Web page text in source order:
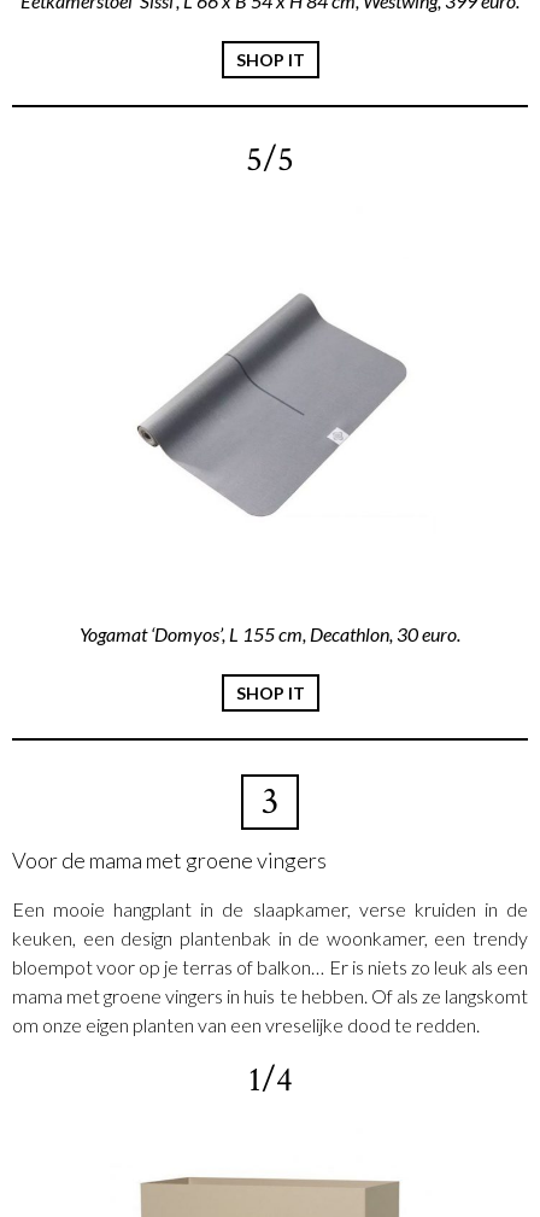
SHOP IT
5/5
Yogamat ‘Domyos’, L 155 cm, Decathlon, 30 euro.
SHOP IT
3
Voor de mama met groene vingers
Een mooie hangplant in de slaapkamer, verse kruiden in de
keuken, een design plantenbak in de woonkamer, een trendy
bloempot voor op je terras of balkon… Er is niets zo leuk als een
mama met groene vingers in huis te hebben. Of als ze langskomt
om onze eigen planten van een vreselijke dood te redden.
1/4